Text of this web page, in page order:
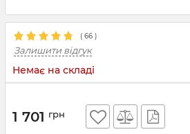
( 66 )
Залишити відгук
Немає на складі
1 701 грн